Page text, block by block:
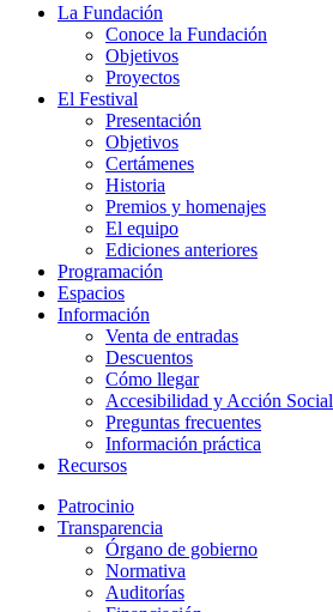
Close
La Fundación
Conoce la Fundación
Objetivos
Proyectos
El Festival
Presentación
Objetivos
Certámenes
Historia
Premios y homenajes
El equipo
Ediciones anteriores
Programación
Espacios
Información
Venta de entradas
Descuentos
Cómo llegar
Accesibilidad y Acción Social
Preguntas frecuentes
Información práctica
Recursos
Patrocinio
Transparencia
Órgano de gobierno
Normativa
Auditorías